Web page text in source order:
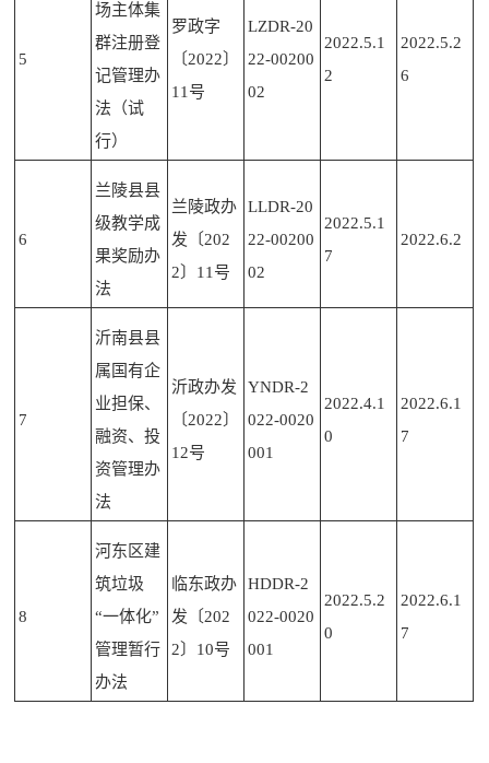
5
场主体集
群注册登
记管理办
法（试
行）
罗政字
〔2022〕
11号
LZDR-20
22-00200
02
2022.5.1
2
2022.5.2
6
6
兰陵县县
级教学成
果奖励办
法
兰陵政办
发〔202
2〕11号
LLDR-20
22-00200
02
2022.5.1
7
2022.6.2
7
沂南县县
属国有企
业担保、
融资、投
资管理办
法
沂政办发
〔2022〕
12号
YNDR-2
022-0020
001
2022.4.1
0
2022.6.1
7
8
河东区建
筑垃圾
“一体化”
管理暂行
办法
临东政办
发〔202
2〕10号
HDDR-2
022-0020
001
2022.5.2
0
2022.6.1
7